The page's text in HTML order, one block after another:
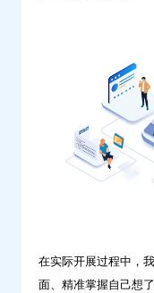
在实际开展过程中，
面、精准掌握自己想